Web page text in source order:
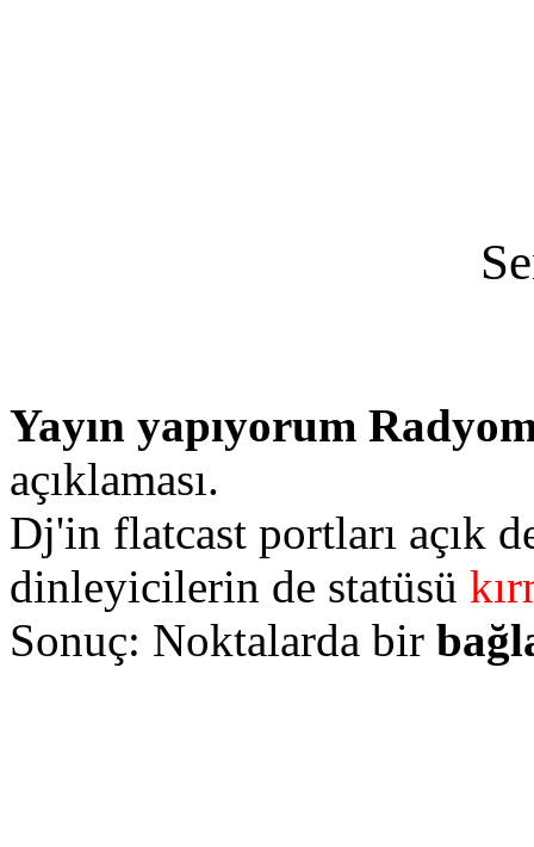
Yayın yapıyorum
açıklaması.
Dj'in flatcast portları açık
dinleyicilerin de statüsü
Sonuç: Noktalarda bir